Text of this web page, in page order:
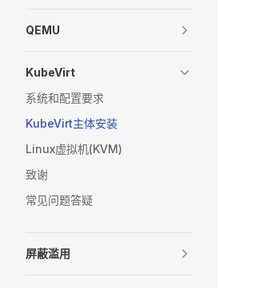
QEMU
KubeVirt
系统和配置要求
KubeVirt主体安装
Linux虚拟机(KVM)
致谢
常见问题答疑
屏蔽滥用